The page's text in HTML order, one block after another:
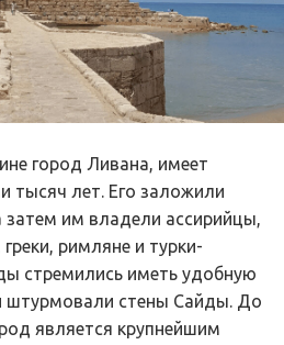
город Ливана, имеет
тысяч лет. Его заложили
им владели ассирийцы,
римляне и турки-
стремились иметь удобную
штурмовали стены Сайды. До
является крупнейшим